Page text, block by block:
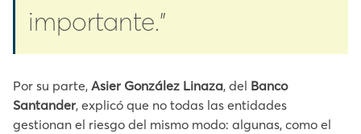
importante.”
Por su parte, Asier González Linaza, del Banco
Santander, explicó que no todas las entidades
gestionan el riesgo del mismo modo: algunas, como el